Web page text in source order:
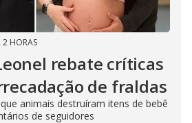
2 HORAS
rebate críticas
de fraldas
animais destruíram itens de bebê
de seguidores